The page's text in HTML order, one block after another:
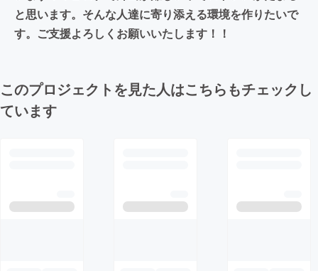
と思います。そんな人達に寄り添える環境を作りたいで
す。ご支援よろしくお願いいたします！！
このプロジェクトを見た人はこちらもチェックし
ています